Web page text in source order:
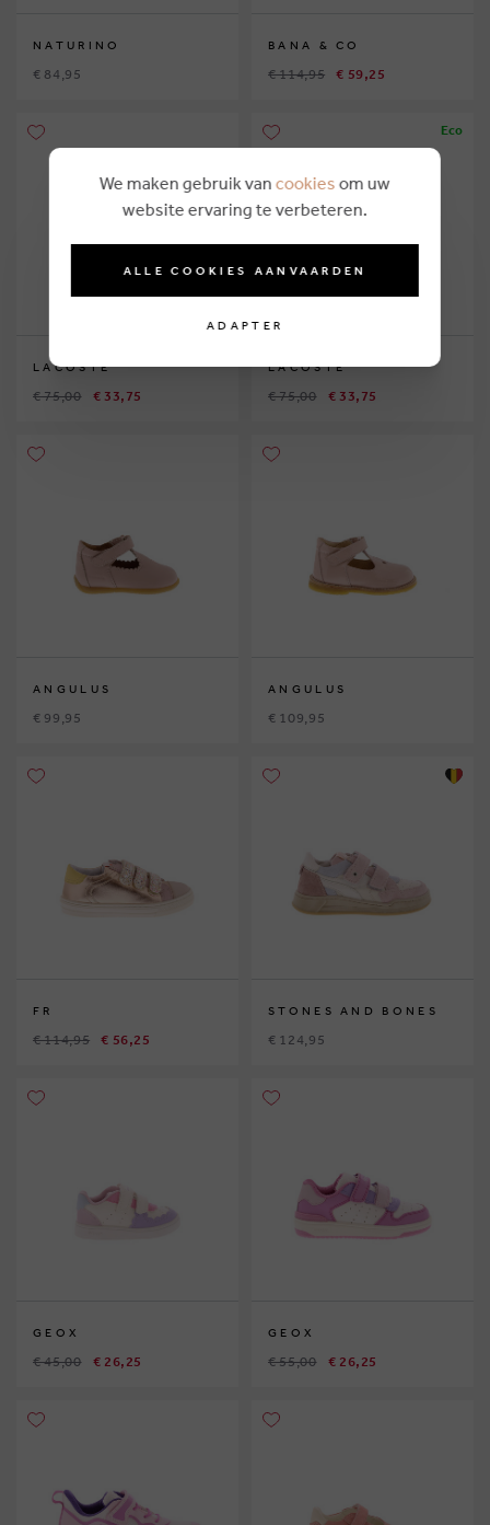
NATURINO
€ 84,95
BANA & CO
€ 114,95 € 59,25
LACOSTE
€ 75,00 € 33,75
Eco
LACOSTE
€ 75,00 € 33,75
ANGULUS
€ 99,95
ANGULUS
€ 109,95
FR
€ 114,95 € 56,25
STONES AND BONES
€ 124,95
GEOX
€ 45,00 € 26,25
GEOX
€ 55,00 € 26,25
We maken gebruik van cookies om uw
website ervaring te verbeteren.
ALLE COOKIES AANVAARDEN
ADAPTER